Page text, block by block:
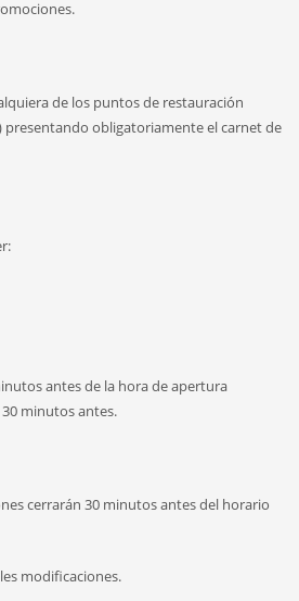
de los puntos de restauración
presentando obligatoriamente el carnet de
antes de la hora de apertura
minutos antes.
cerrarán 30 minutos antes del horario
modificaciones.